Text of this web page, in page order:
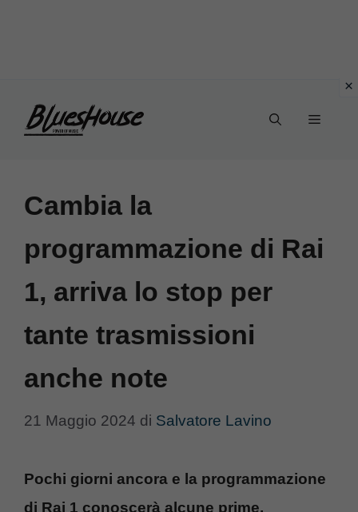
Menu
Cambia la
programmazione di Rai
1, arriva lo stop per
tante trasmissioni
anche note
21 Maggio 2024 di Salvatore Lavino
Pochi giorni ancora e la programmazione
di Rai 1 conoscerà alcune prime,